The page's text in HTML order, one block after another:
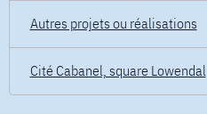
Autres projets ou réalisations
Cité Cabanel, square Lowendal